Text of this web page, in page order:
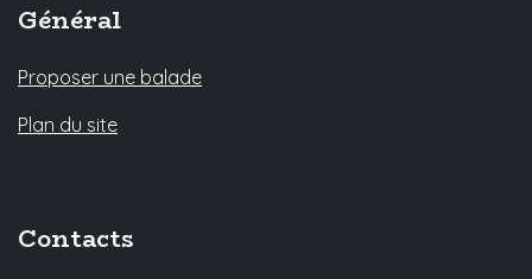
Général
Proposer une balade
Plan du site
Contacts